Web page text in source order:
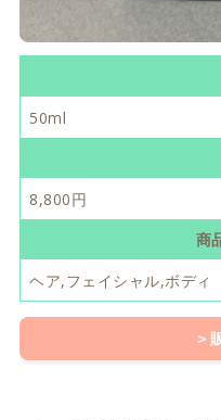
50ml
8,800円
商
ヘア,フェイシャル,ボディ